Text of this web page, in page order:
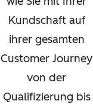
Kundschaft auf
ihrer gesamten
Customer Journey
von der
Qualifizierung bis